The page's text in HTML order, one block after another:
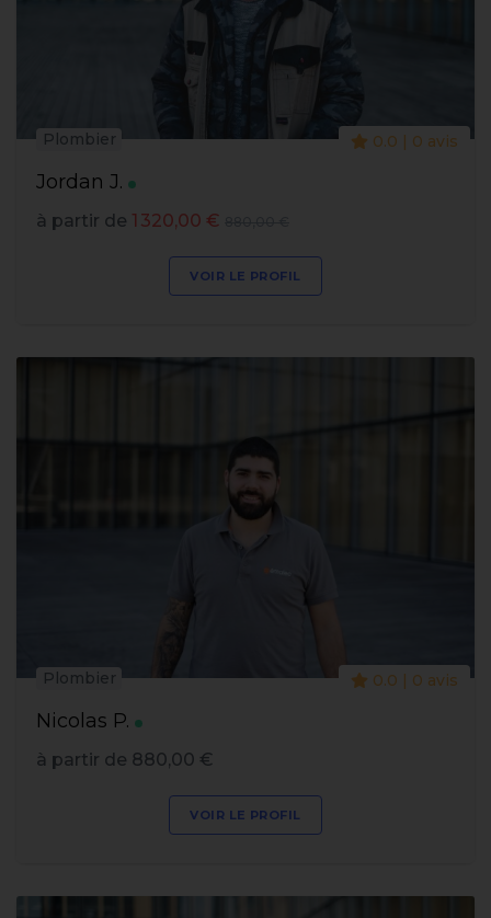
Jordan J.
Plombier 0.0 | 0 avis
à partir de 1 320,00 €
VOIR LE PROFIL
Nicolas P.
Plombier 0.0 | 0 avis
à partir de 880,00 €
VOIR LE PROFIL